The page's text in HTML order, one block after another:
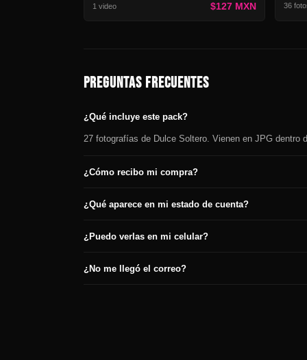
1 video $127 MXN 36
PREGUNTAS FRECUENTES
¿Qué incluye este pack?
27 fotografías de Dulce Soltero. Vienen en JPG dentro
¿Cómo recibo mi compra?
¿Qué aparece en mi estado de cuenta?
¿Puedo verlas en mi celular?
¿No me llegó el correo?